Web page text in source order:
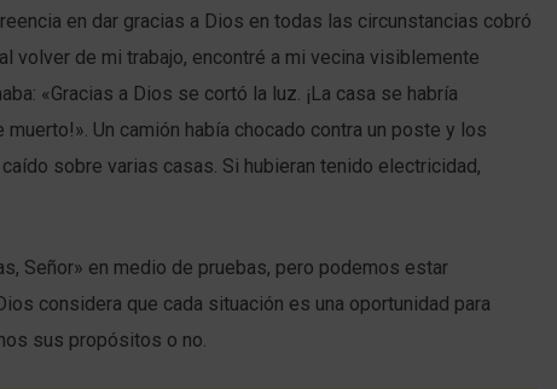
en dar gracias a Dios en todas las circunstancias cobró
volver de mi trabajo, encontré a mi vecina visiblemente
«Gracias a Dios se cortó la luz. ¡La casa se habría
Un camión había chocado contra un poste y los
sobre varias casas. Si hubieran tenido electricidad,
Señor» en medio de pruebas, pero podemos estar
considera que cada situación es una oportunidad para
sus propósitos o no.